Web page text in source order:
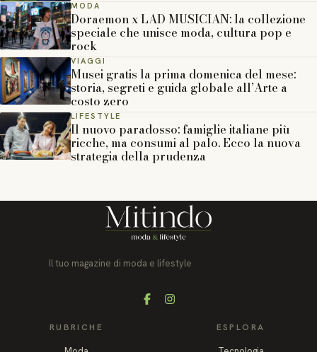
MODA
Doraemon x LAD MUSICIAN: la collezione
speciale che unisce moda, cultura pop e
rock
VIAGGI
Musei gratis la prima domenica del mese:
storia, segreti e guida globale all’Arte a
costo zero
LIFESTYLE
Il nuovo paradosso: famiglie italiane più
ricche, ma consumi al palo. Ecco la nuova
strategia della prudenza
Il tuo magazine di moda e lifestyle
FacebookInstagram
RUBRICHE ESPLORA